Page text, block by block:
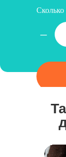
–
Нажимая
политики